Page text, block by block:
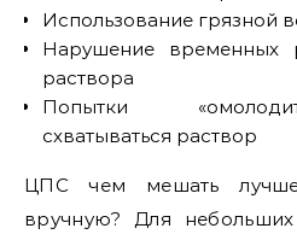
Использование грязной
Нарушение временных
раствора
Попытки
схватываться раствор
ЦПС чем мешать
вручную? Для